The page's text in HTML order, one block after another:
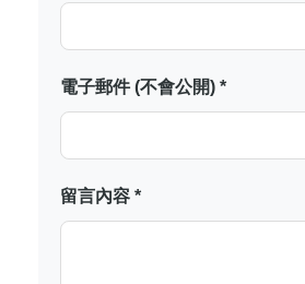
電子郵件 (不會公開) *
留言內容 *